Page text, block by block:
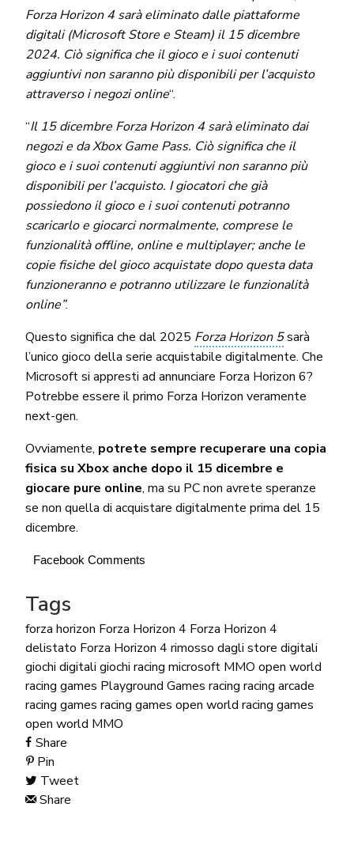
Forza Horizon 4 sarà eliminato dalle piattaforme
digitali (Microsoft Store e Steam) il 15 dicembre
2024. Ciò significa che il gioco e i suoi contenuti
aggiuntivi non saranno più disponibili per l’acquisto
attraverso i negozi online“.
“Il 15 dicembre Forza Horizon 4 sarà eliminato dai
negozi e da Xbox Game Pass. Ciò significa che il
gioco e i suoi contenuti aggiuntivi non saranno più
disponibili per l’acquisto. I giocatori che già
possiedono il gioco e i suoi contenuti potranno
scaricarlo e giocarci normalmente, comprese le
funzionalità offline, online e multiplayer; anche le
copie fisiche del gioco acquistate dopo questa data
funzioneranno e potranno utilizzare le funzionalità
online”.
Questo significa che dal 2025 Forza Horizon 5sarà
l’unico gioco della serie acquistabile digitalmente. Che
Microsoft si appresti ad annunciare Forza Horizon 6?
Potrebbe essere il primo Forza Horizon veramente
next-gen.
Ovviamente, potrete sempre recuperare una copia
fisica su Xbox anche dopo il 15 dicembre e
giocare pure online, ma su PC non avrete speranze
se non quella di acquistare digitalmente prima del 15
dicembre.
Facebook Comments
Tags
forza horizon Forza Horizon 4 Forza Horizon 4
delistato Forza Horizon 4 rimosso dagli store digitali
giochi digitali giochi racing microsoft MMO open world
racing games Playground Games racing racing arcade
racing games racing games open world racing games
open world MMO
Share
Pin
Tweet
Share